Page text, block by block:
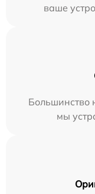
ваше
Большинство
мы